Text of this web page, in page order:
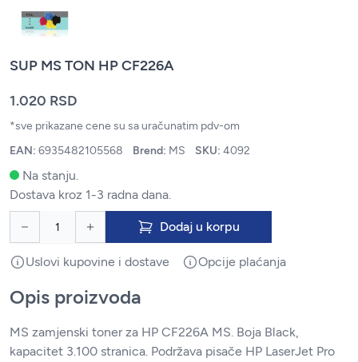
SUP MS TON HP CF226A
1.020 RSD
*sve prikazane cene su sa uračunatim pdv-om
EAN: 6935482105568 Brend: MS SKU: 4092
Na stanju.
Dostava kroz 1-3 radna dana.
Dodaj u korpu
Uslovi kupovine i dostave Opcije plaćanja
Opis proizvoda
MS zamjenski toner za HP CF226A MS. Boja Black,
kapacitet 3.100 stranica. Podržava pisače HP LaserJet Pro